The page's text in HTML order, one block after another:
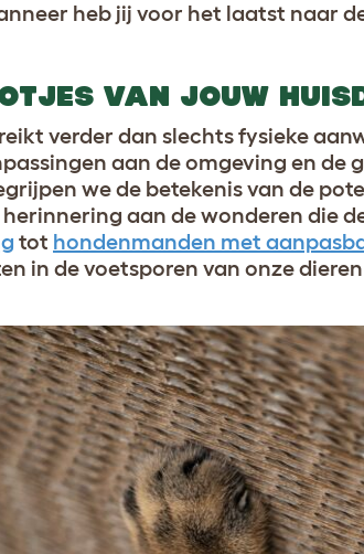
heb jij voor het laatst naar
VAN JOUW
verder dan slechts fysieke
aan de omgeving en de
we de betekenis van de
aan de wonderen die
tot hondenmanden met
in de voetsporen van onze